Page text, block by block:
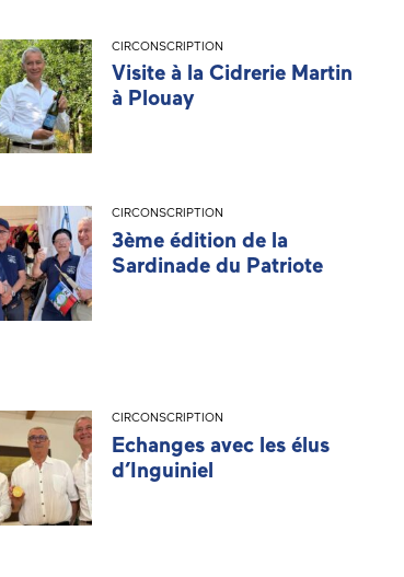
CIRCONSCRIPTION
Visite à la Cidrerie Martin
à Plouay
CIRCONSCRIPTION
3ème édition de la
Sardinade du Patriote
CIRCONSCRIPTION
Echanges avec les élus
d’Inguiniel